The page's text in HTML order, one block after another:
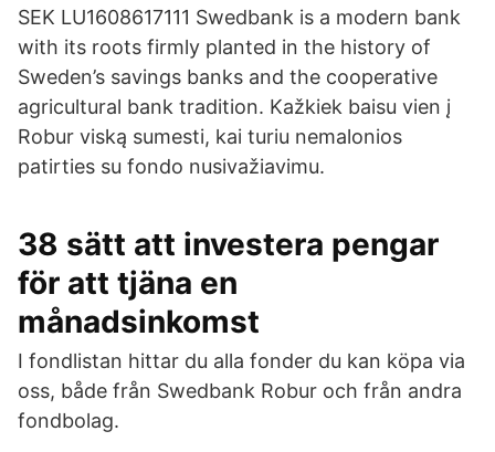
SEK LU1608617111 Swedbank is a modern bank
with its roots firmly planted in the history of
Sweden’s savings banks and the cooperative
agricultural bank tradition. Kažkiek baisu vien į
Robur viską sumesti, kai turiu nemalonios
patirties su fondo nusivažiavimu.
38 sätt att investera pengar
för att tjäna en
månadsinkomst
I fondlistan hittar du alla fonder du kan köpa via
oss, både från Swedbank Robur och från andra
fondbolag.